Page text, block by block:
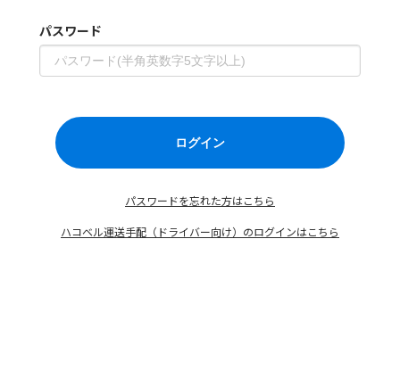
パスワード
パスワードを忘れた方はこちら
ハコベル運送手配（ドライバー向け）のログインはこちら